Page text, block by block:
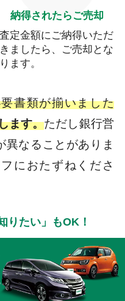
納得されたらご売却
査定金額にご納得いただ
きましたら、ご売却とな
ります。
書類が揃いました
ます。ただし銀行営
異なることがありま
におたずねくださ
りたい」もOK！